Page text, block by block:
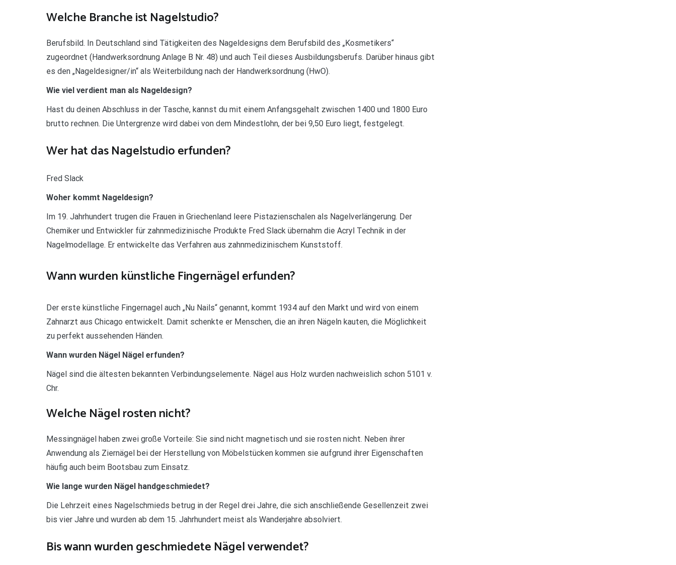
Welche Branche ist Nagelstudio?
Berufsbild. In Deutschland sind Tätigkeiten des Nageldesigns dem Berufsbild des „Kosmetikers“
zugeordnet (Handwerksordnung Anlage B Nr. 48) und auch Teil dieses Ausbildungsberufs. Darüber hinaus gibt
es den „Nageldesigner/in“ als Weiterbildung nach der Handwerksordnung (HwO).
Wie viel verdient man als Nageldesign?
Hast du deinen Abschluss in der Tasche, kannst du mit einem Anfangsgehalt zwischen 1400 und 1800 Euro
brutto rechnen. Die Untergrenze wird dabei von dem Mindestlohn, der bei 9,50 Euro liegt, festgelegt.
Wer hat das Nagelstudio erfunden?
Fred Slack
Woher kommt Nageldesign?
Im 19. Jahrhundert trugen die Frauen in Griechenland leere Pistazienschalen als Nagelverlängerung. Der
Chemiker und Entwickler für zahnmedizinische Produkte Fred Slack übernahm die Acryl Technik in der
Nagelmodellage. Er entwickelte das Verfahren aus zahnmedizinischem Kunststoff.
Wann wurden künstliche Fingernägel erfunden?
Der erste künstliche Fingernagel auch „Nu Nails“ genannt, kommt 1934 auf den Markt und wird von einem
Zahnarzt aus Chicago entwickelt. Damit schenkte er Menschen, die an ihren Nägeln kauten, die Möglichkeit
zu perfekt aussehenden Händen.
Wann wurden Nägel Nägel erfunden?
Nägel sind die ältesten bekannten Verbindungselemente. Nägel aus Holz wurden nachweislich schon 5101 v.
Chr.
Welche Nägel rosten nicht?
Messingnägel haben zwei große Vorteile: Sie sind nicht magnetisch und sie rosten nicht. Neben ihrer
Anwendung als Ziernägel bei der Herstellung von Möbelstücken kommen sie aufgrund ihrer Eigenschaften
häufig auch beim Bootsbau zum Einsatz.
Wie lange wurden Nägel handgeschmiedet?
Die Lehrzeit eines Nagelschmieds betrug in der Regel drei Jahre, die sich anschließende Gesellenzeit zwei
bis vier Jahre und wurden ab dem 15. Jahrhundert meist als Wanderjahre absolviert.
Bis wann wurden geschmiedete Nägel verwendet?